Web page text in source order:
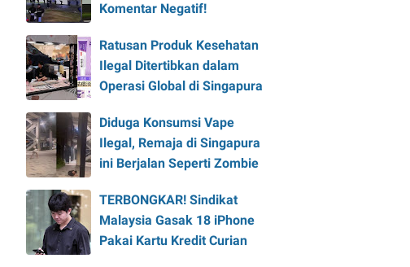
Komentar Negatif!
Ratusan Produk Kesehatan
Ilegal Ditertibkan dalam
Operasi Global di Singapura
Diduga Konsumsi Vape
Ilegal, Remaja di Singapura
ini Berjalan Seperti Zombie
TERBONGKAR! Sindikat
Malaysia Gasak 18 iPhone
Pakai Kartu Kredit Curian